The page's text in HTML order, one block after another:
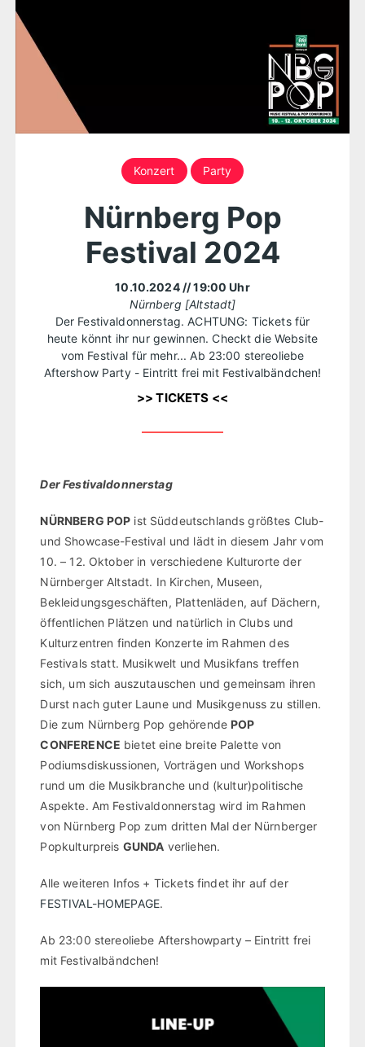
Konzert Party
Nürnberg Pop
Festival 2024
10.10.2024 // 19:00 Uhr
Nürnberg [Altstadt]
Der Festivaldonnerstag. ACHTUNG: Tickets für
heute könnt ihr nur gewinnen. Checkt die Website
vom Festival für mehr... Ab 23:00 stereoliebe
Aftershow Party - Eintritt frei mit Festivalbändchen!
>> TICKETS <<
Der Festivaldonnerstag
NÜRNBERG POP ist Süddeutschlands größtes Club-
und Showcase-Festival und lädt in diesem Jahr vom
10. – 12. Oktober in verschiedene Kulturorte der
Nürnberger Altstadt. In Kirchen, Museen,
Bekleidungsgeschäften, Plattenläden, auf Dächern,
öffentlichen Plätzen und natürlich in Clubs und
Kulturzentren finden Konzerte im Rahmen des
Festivals statt. Musikwelt und Musikfans treffen
sich, um sich auszutauschen und gemeinsam ihren
Durst nach guter Laune und Musikgenuss zu stillen.
Die zum Nürnberg Pop gehörende POP
CONFERENCE bietet eine breite Palette von
Podiumsdiskussionen, Vorträgen und Workshops
rund um die Musikbranche und (kultur)politische
Aspekte. Am Festivaldonnerstag wird im Rahmen
von Nürnberg Pop zum dritten Mal der Nürnberger
Popkulturpreis GUNDA verliehen.
Alle weiteren Infos + Tickets findet ihr auf der
FESTIVAL-HOMEPAGE.
Ab 23:00 stereoliebe Aftershowparty – Eintritt frei
mit Festivalbändchen!